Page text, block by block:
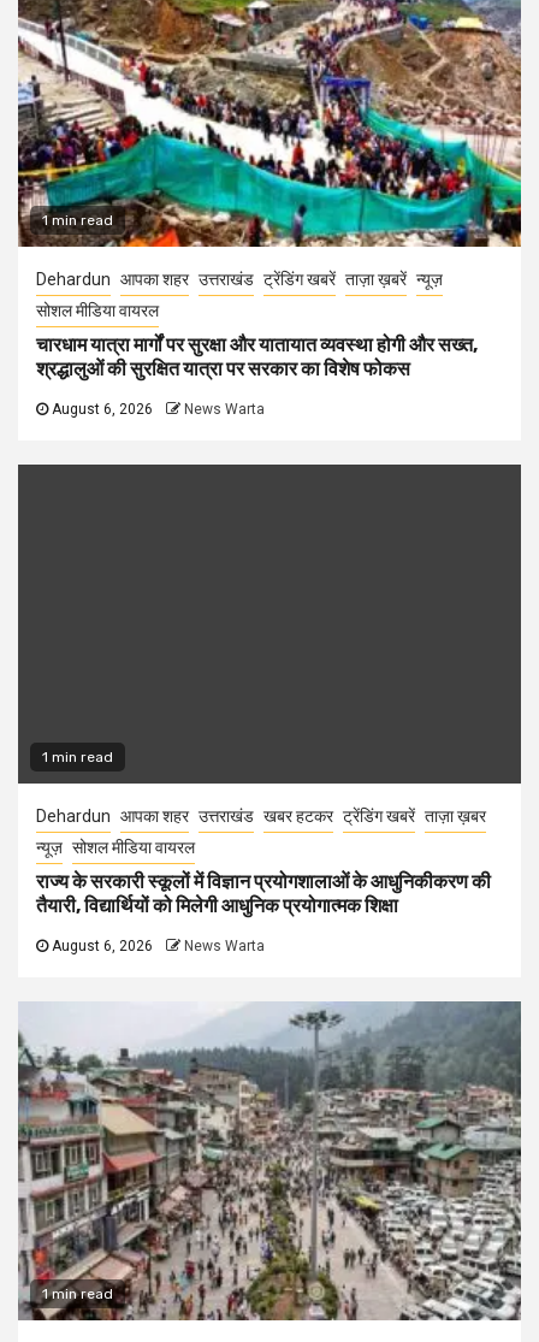
1 min read
Dehardun आपका शहर उत्तराखंड ट्रेंडिंग खबरें ताज़ा ख़बरें न्यूज़
सोशल मीडिया वायरल
चारधाम यात्रा मार्गों पर सुरक्षा और यातायात व्यवस्था होगी और सख्त,
श्रद्धालुओं की सुरक्षित यात्रा पर सरकार का विशेष फोकस
August 6, 2026 News Warta
1 min read
Dehardun आपका शहर उत्तराखंड खबर हटकर ट्रेंडिंग खबरें ताज़ा ख़बर
न्यूज़ सोशल मीडिया वायरल
राज्य के सरकारी स्कूलों में विज्ञान प्रयोगशालाओं के आधुनिकीकरण की
तैयारी, विद्यार्थियों को मिलेगी आधुनिक प्रयोगात्मक शिक्षा
August 6, 2026 News Warta
1 min read